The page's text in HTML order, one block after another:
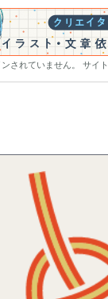
されていません。 サイ